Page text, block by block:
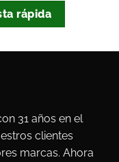
rápida
31 años en el
clientes
marcas. Ahora